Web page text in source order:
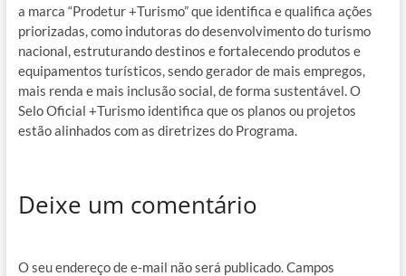
a marca “Prodetur +Turismo” que identifica e qualifica ações
priorizadas, como indutoras do desenvolvimento do turismo
nacional, estruturando destinos e fortalecendo produtos e
equipamentos turísticos, sendo gerador de mais empregos,
mais renda e mais inclusão social, de forma sustentável. O
Selo Oficial +Turismo identifica que os planos ou projetos
estão alinhados com as diretrizes do Programa.
Deixe um comentário
O seu endereço de e-mail não será publicado.Campos